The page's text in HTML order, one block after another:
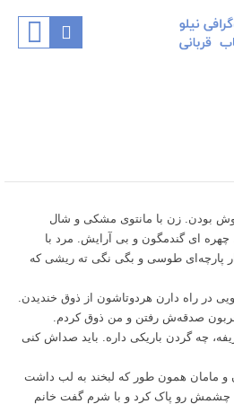
بودن. زن با مانتوی مشکی و شال
ای گندمگون و بی آرایش. مرد با
پارچه‌ای طوسی و بگی نگی ته ریشی که
در راه دارن هردوتاشون از ذوق خندیدن.
صدقه‌ش رفتن و من ذوق کردم.
چه گردن باریکی داره. باید صداش کنی
و مامان همون طور که لبخند به لب داشت
رو پاک کرد و با شرم گفت خانم